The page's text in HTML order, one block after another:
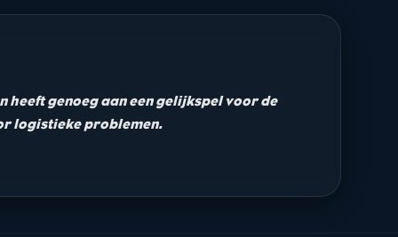
heeft genoeg aan een gelijkspel voor de
logistieke problemen.